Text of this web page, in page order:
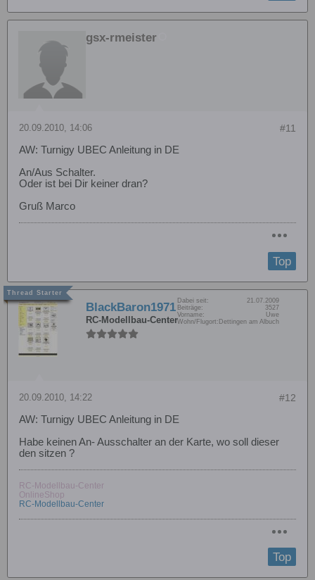
gsx-rmeister
#11
20.09.2010, 14:06
AW: Turnigy UBEC Anleitung in DE
An/Aus Schalter.
Oder ist bei Dir keiner dran?
Gruß Marco
Top
BlackBaron1971
RC-Modellbau-Center
Dabei seit:
21.07.2009
Beiträge:
3527
Vorname:
Uwe
Wohn/Flugort: Dettingen am Albuch
#12
20.09.2010, 14:22
AW: Turnigy UBEC Anleitung in DE
Habe keinen An- Ausschalter an der Karte, wo soll dieser
den sitzen ?
RC-Modellbau-Center
OnlineShop
RC-Modellbau-Center
Top